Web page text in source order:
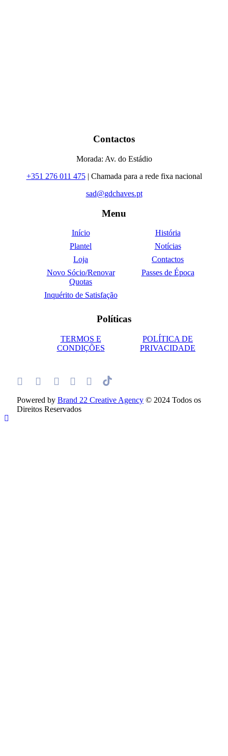
Contactos
Morada: Av. do Estádio
+351 276 011 475| Chamada para a rede fixa nacional
sad@gdchaves.pt
Menu
Início
História
Plantel
Notícias
Loja
Contactos
Novo Sócio/Renovar
Quotas
Passes de Época
Inquérito de Satisfação
Políticas
TERMOS E
CONDIÇÕES
POLÍTICA DE
PRIVACIDADE
Powered by Brand 22 Creative Agency © 2024 Todos os
Direitos Reservados